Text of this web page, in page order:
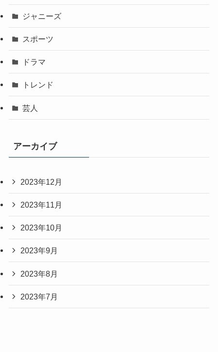
ジャニーズ
スポーツ
ドラマ
トレンド
芸人
アーカイブ
2023年12月
2023年11月
2023年10月
2023年9月
2023年8月
2023年7月